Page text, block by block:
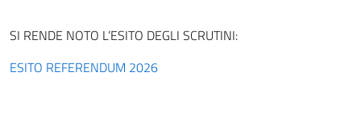
SI RENDE NOTO L’ESITO DEGLI SCRUTINI:
ESITO REFERENDUM 2026